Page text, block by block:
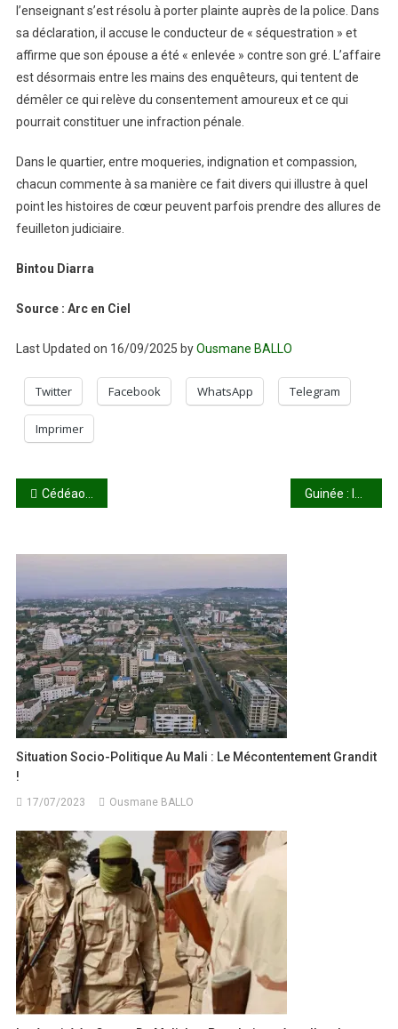
l’enseignant s’est résolu à porter plainte auprès de la police. Dans
sa déclaration, il accuse le conducteur de « séquestration » et
affirme que son épouse a été « enlevée » contre son gré. L’affaire
est désormais entre les mains des enquêteurs, qui tentent de
démêler ce qui relève du consentement amoureux et ce qui
pourrait constituer une infraction pénale.
Dans le quartier, entre moqueries, indignation et compassion,
chacun commente à sa manière ce fait divers qui illustre à quel
point les histoires de cœur peuvent parfois prendre des allures de
feuilleton judiciaire.
Bintou Diarra
Source : Arc en Ciel
Last Updated on 16/09/2025 byOusmane BALLO
Twitter Facebook WhatsApp Telegram
Imprimer
Navigation
l’article
Cédéao-AES : Maada Bio joue la carte du rapprochement au Burkina
Situation Socio-Politique Au Mali : Le Mécontentement Grandit
!
17/07/2023 Ousmane BALLO